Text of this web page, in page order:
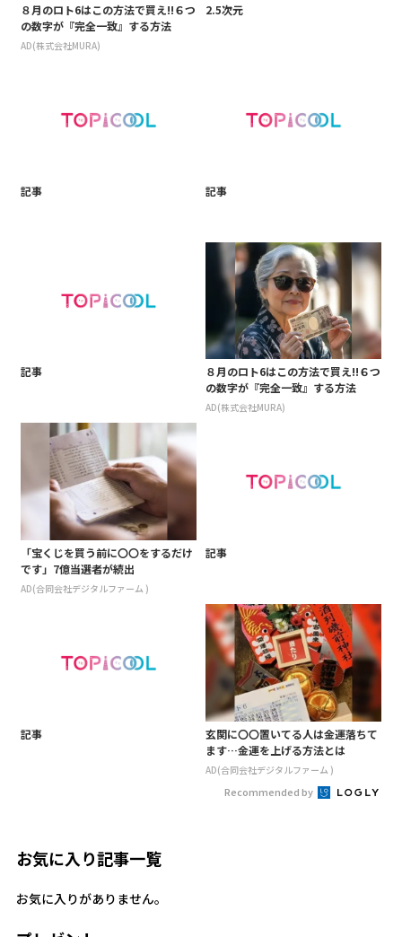
８月のロト6はこの方法で買え!!６つ
の数字が『完全一致』する方法
AD(株式会社MURA)
2.5次元
記事 記事
記事
８月のロト6はこの方法で買え!!６つ
の数字が『完全一致』する方法
AD(株式会社MURA)
「宝くじを買う前に〇〇をするだけ
です」7億当選者が続出
AD(合同会社デジタルファーム )
記事
記事
玄関に〇〇置いてる人は金運落ちて
ます…金運を上げる方法とは
AD(合同会社デジタルファーム )
Recommended by
お気に入り記事一覧
お気に入りがありません。